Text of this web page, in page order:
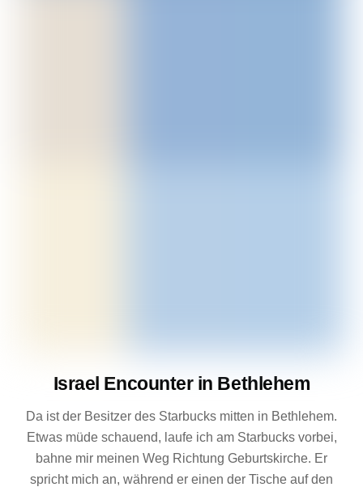
Israel Encounter in Bethlehem
Da ist der Besitzer des Starbucks mitten in Bethlehem.
Etwas müde schauend, laufe ich am Starbucks vorbei,
bahne mir meinen Weg Richtung Geburtskirche. Er
spricht mich an, während er einen der Tische auf den